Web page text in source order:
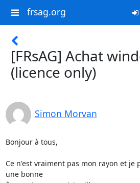
frsag.org
[FRsAG] Achat
(licence only)
Simon Morvan
Bonjour à tous,
Ce n'est vraiment pas mon rayon et je
une bonne